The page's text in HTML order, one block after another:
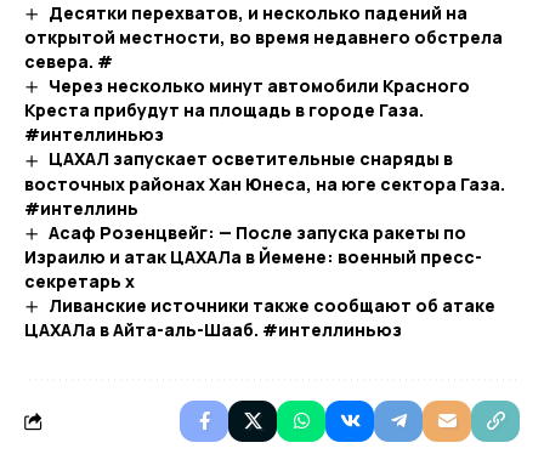
Десятки перехватов, и несколько падений на
открытой местности, во время недавнего обстрела
севера. #
Через несколько минут автомобили Красного
Креста прибудут на площадь в городе Газа.
#интеллиньюз
ЦАХАЛ запускает осветительные снаряды в
восточных районах Хан Юнеса, на юге сектора Газа.
#интеллинь
Асаф Розенцвейг: — После запуска ракеты по
Израилю и атак ЦАХАЛа в Йемене: военный пресс-
секретарь х
Ливанские источники также сообщают об атаке
ЦАХАЛа в Айта-аль-Шааб. #интеллиньюз